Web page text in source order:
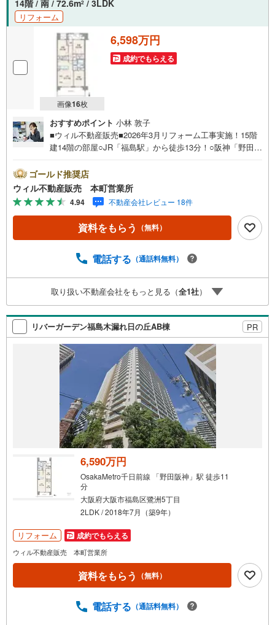
14階 / 南 / 72.6m2 / 3LDK
リフォーム
画像16枚
6,598万円
成約でもらえる
おすすめポイント 小林 敦子
■ウィル不動産販売■2026年3月リフォーム工事実施！15階
建14階の部屋○JR「福島駅」から徒歩13分！○阪神「野田
2分！○JR「海老江駅」から徒歩12分！○南向きの為採光良
好！○『鷺洲小学校』まで徒歩4分！○『八阪中学校』まで
徒歩2分！○『サンディ』まで徒歩2分！【弊社の特徴につ
いて】■お車でのご来場も可能です。周辺のコインパーキン
グまでご案内致しますので、担当者のお声がけください。■
キッズスペースもございますので、小さなお子様がいらっ
＝＝＝＝＝＝＝＝＝＝＝＝＝＝＝＝＝＝＝＝＝＝＝【営業
しております。 上記時間はお電話が繋がりやすくなってお
ります。ぜひお気軽にご連絡下さい！現地を見学される場
合は「室内・現地を見学する（無料）」ボタンよりご希望
の日時をご記入いただけますとスムーズにご案内が可能で
す。
ゴールド推奨店
ウィル不動産販売 本町営業所
4.94 不動産会社レビュー 18件
資料をもらう （無料）
電話する （通話料無料）
取り扱い不動産会社をもっと見る（全1社）
リバーガーデン福島木漏れ日の丘AB棟 PR
6,590万円
OsakaMetro千日前線 「野田阪神」駅 徒歩11
分
大阪府大阪市福島区鷺洲5丁目
2LDK / 2018年7月（築9年）
リフォーム 成約でもらえる
ウィル不動産販売 本町営業所
資料をもらう （無料）
電話する （通話料無料）